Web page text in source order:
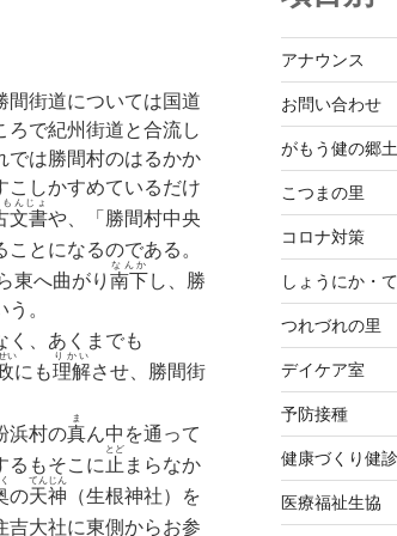
間街道については国道
ろで紀州街道と合流し
では勝間村のはるかか
こしかすめているだけ
文書
もんじょ
や、「勝間村中央
ことになるのである。
東へ曲がり 南下
なんか
し、勝
。
く、あくまでも
い
にも理解
りかい
させ、勝間街
浜村の真
ま
ん中を通って
るもそこに 止
とど
まらなか
の天神
てんじん
（生根神社）を
吉大社に東側からお参
アナウンス
お問い合わせ
がもう健の郷
こつまの里
コロナ対策
しょうにか・
つれづれの里
デイケア室
予防接種
健康づくり健診
医療福祉生協